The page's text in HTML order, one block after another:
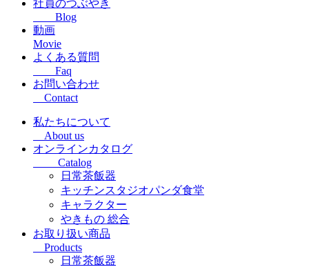
社員のつぶやき
Blog
動画
Movie
よくある質問
Faq
お問い合わせ
Contact
私たちについて
About us
オンラインカタログ
Catalog
日常茶飯器
キッチンスタジオパンダ食堂
キャラクター
やきもの 総合
お取り扱い商品
Products
日常茶飯器